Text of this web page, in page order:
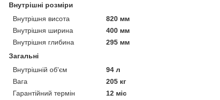
Внутрішні розміри
Внутрішня висота
820 мм
Внутрішня ширина
400 мм
Внутрішня глибина
295 мм
Загальні
Внутрішній об'єм
94 л
Вага
205 кг
Гарантійний термін
12 міс